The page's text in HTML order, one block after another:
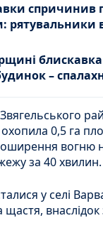
спричинив
–
0,5 га
за 40 хвилин.
у селі
внаслідок